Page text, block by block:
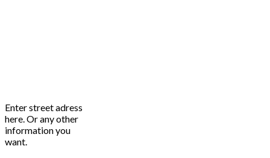
Enter street adress
here. Or any other
information you
want.